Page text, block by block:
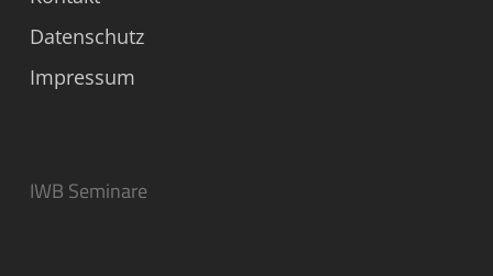
Datenschutz
Impressum
IWB Seminare